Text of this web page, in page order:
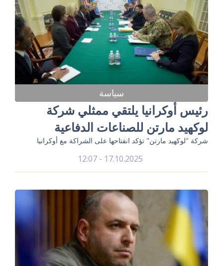
سياسة
رئيس أوكرانيا يلتقي ممثلي شركة
لوكهيد مارتن للصناعات الدفاعية
شركة "لوكهيد مارتن" تؤكد انفتاحها على الشراكة مع أوكرانيا
17.10.2025 - 12:07